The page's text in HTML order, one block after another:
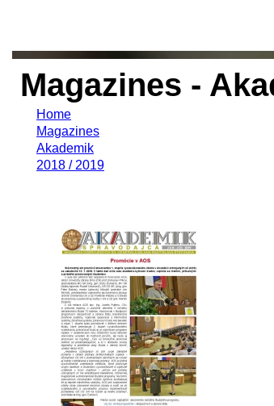
Magazines -
Home
Magazines
Akademik
2018 / 2019